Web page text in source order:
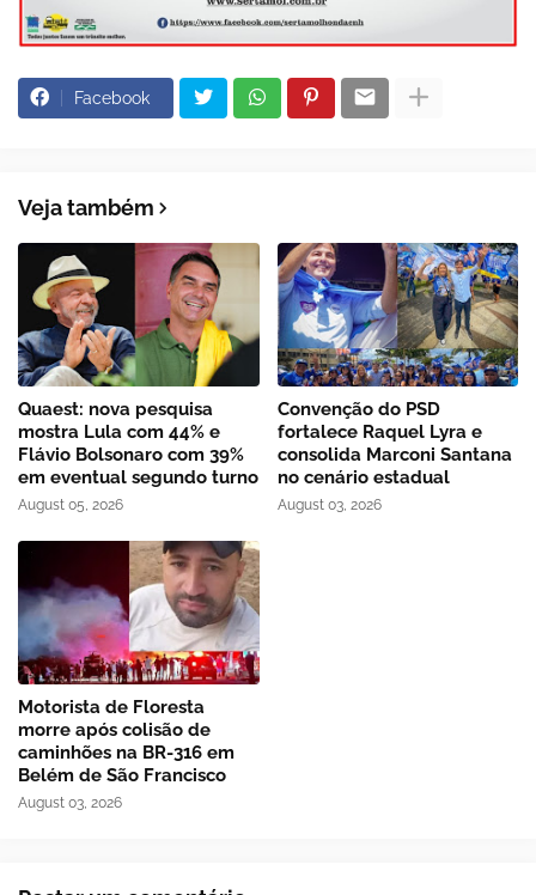
Facebook
Veja também
Quaest: nova pesquisa
mostra Lula com 44% e
Flávio Bolsonaro com 39%
em eventual segundo turno
August 05, 2026
Convenção do PSD
fortalece Raquel Lyra e
consolida Marconi Santana
no cenário estadual
August 03, 2026
Motorista de Floresta
morre após colisão de
caminhões na BR-316 em
Belém de São Francisco
August 03, 2026